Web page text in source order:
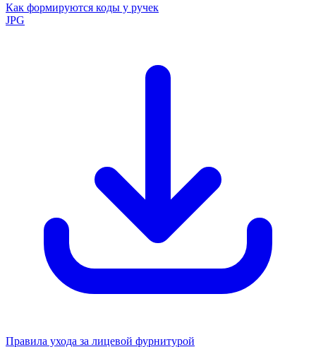
Как формируются коды у ручек
JPG
Правила ухода за лицевой фурнитурой